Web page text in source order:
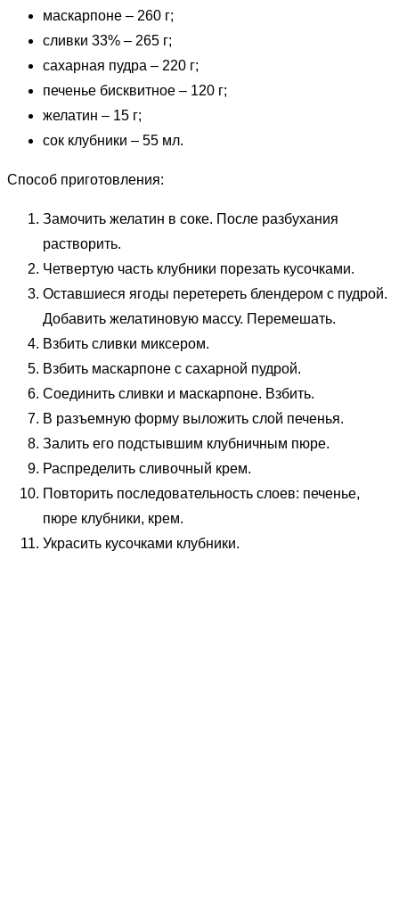
маскарпоне – 260 г;
сливки 33% – 265 г;
сахарная пудра – 220 г;
печенье бисквитное – 120 г;
желатин – 15 г;
сок клубники – 55 мл.
Способ приготовления:
Замочить желатин в соке. После разбухания
растворить.
Четвертую часть клубники порезать кусочками.
Оставшиеся ягоды перетереть блендером с пудрой.
Добавить желатиновую массу. Перемешать.
Взбить сливки миксером.
Взбить маскарпоне с сахарной пудрой.
Соединить сливки и маскарпоне. Взбить.
В разъемную форму выложить слой печенья.
Залить его подстывшим клубничным пюре.
Распределить сливочный крем.
Повторить последовательность слоев: печенье,
пюре клубники, крем.
Украсить кусочками клубники.